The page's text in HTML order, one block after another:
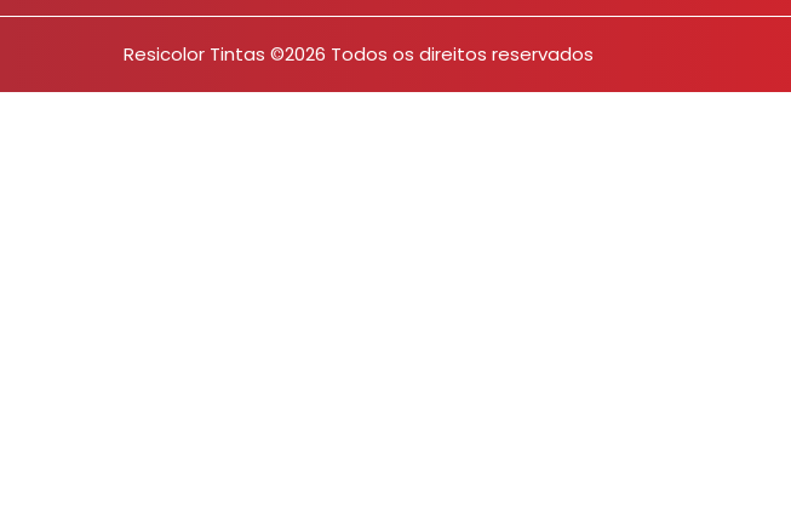
Resicolor Tintas ©2026 Todos os direitos reservados